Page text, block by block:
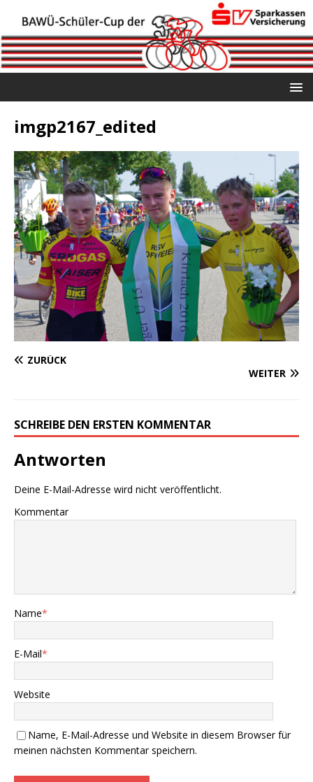
imgp2167_edited
ZURÜCK
WEITER
SCHREIBE DEN ERSTEN KOMMENTAR
Antworten
Deine E-Mail-Adresse wird nicht veröffentlicht.
Kommentar
Name*
E-Mail*
Website
Name, E-Mail-Adresse und Website in diesem Browser für
meinen nächsten Kommentar speichern.